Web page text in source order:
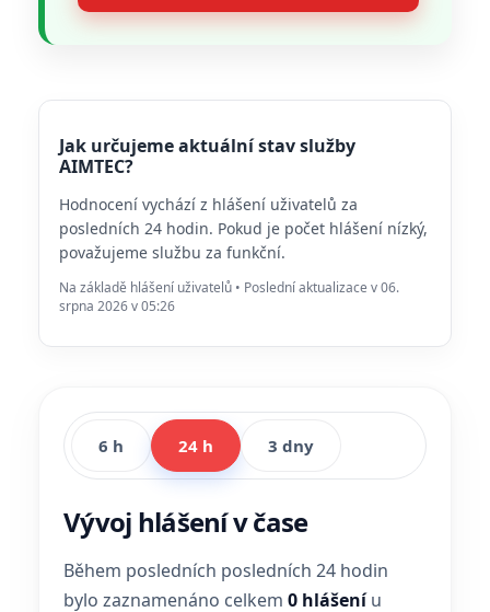
Jak určujeme aktuální stav služby
AIMTEC?
Hodnocení vychází z hlášení uživatelů za
posledních 24 hodin. Pokud je počet hlášení nízký,
považujeme službu za funkční.
Na základě hlášení uživatelů • Poslední aktualizace v 06.
srpna 2026 v 05:26
6 h 24 h 3 dny
Vývoj hlášení v čase
Během posledních posledních 24 hodin
bylo zaznamenáno celkem 0 hlášeníu